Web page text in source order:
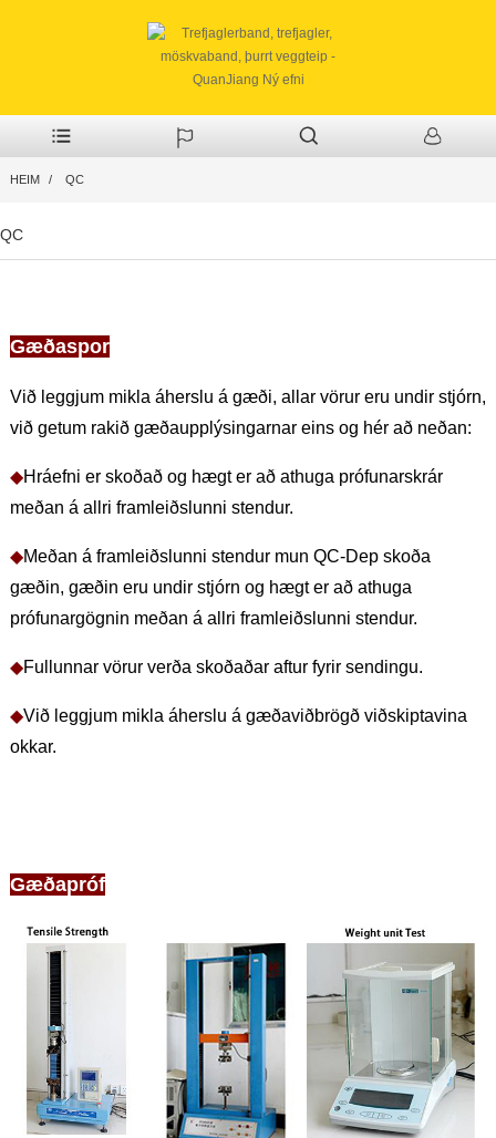
HEIM QC
QC
Gæðaspor
Við leggjum mikla áherslu á gæði, allar vörur eru undir stjórn,
við getum rakið gæðaupplýsingarnar eins og hér að neðan:
◆Hráefni er skoðað og hægt er að athuga prófunarskrár
meðan á allri framleiðslunni stendur.
◆Meðan á framleiðslunni stendur mun QC-Dep skoða
gæðin, gæðin eru undir stjórn og hægt er að athuga
prófunargögnin meðan á allri framleiðslunni stendur.
◆Fullunnar vörur verða skoðaðar aftur fyrir sendingu.
◆Við leggjum mikla áherslu á gæðaviðbrögð viðskiptavina
okkar.
Gæðapróf